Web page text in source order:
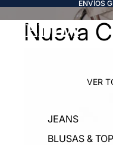
ENVÍOS
FREDDA
VER
JEANS
BLUSAS &
Nueva